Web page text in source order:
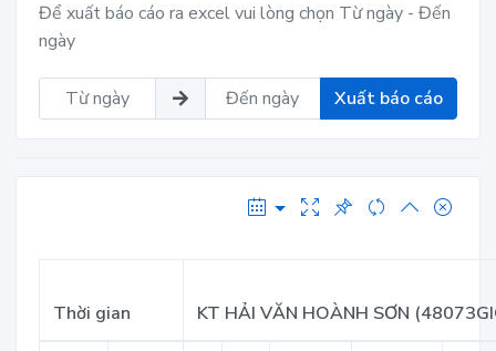
Để xuất báo cáo ra excel vui lòng chọn Từ ngày - Đến
ngày
Xuất báo cáo
Thời gian KT HẢI VĂN HOÀNH SƠN